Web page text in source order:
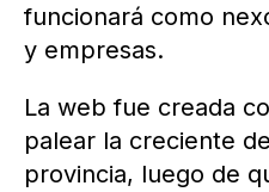
funcionará como
y empresas.
La web fue creada
palear la creciente
provincia, luego de